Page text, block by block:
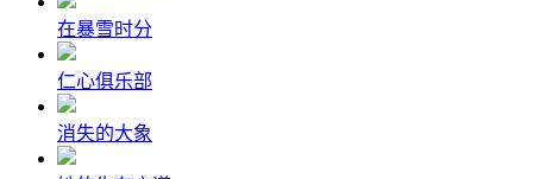
在暴雪时分
仁心俱乐部
消失的大象